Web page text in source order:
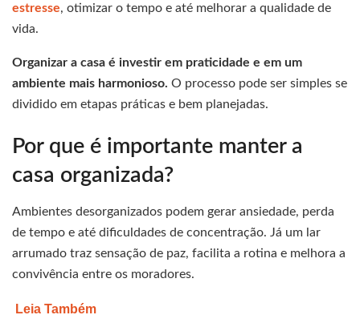
estresse, otimizar o tempo e até melhorar a qualidade de
vida.
Organizar a casa é investir em praticidade e em um
ambiente mais harmonioso. O processo pode ser simples se
dividido em etapas práticas e bem planejadas.
Por que é importante manter a
casa organizada?
Ambientes desorganizados podem gerar ansiedade, perda
de tempo e até dificuldades de concentração. Já um lar
arrumado traz sensação de paz, facilita a rotina e melhora a
convivência entre os moradores.
Leia Também